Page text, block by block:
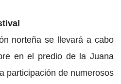
norteña se llevará a cabo
en el predio de la Juana
participación de numerosos